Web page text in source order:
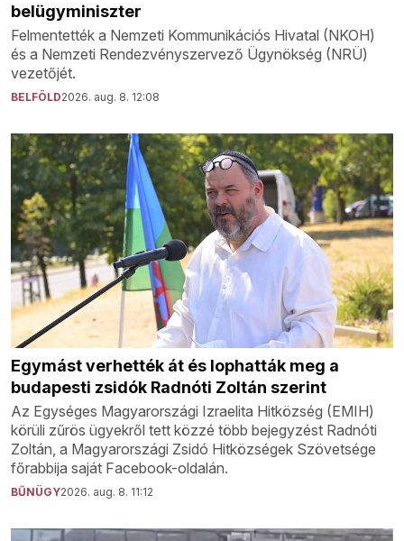
belügyminiszter
Felmentették a Nemzeti Kommunikációs Hivatal (NKOH)
és a Nemzeti Rendezvényszervező Ügynökség (NRÜ)
vezetőjét.
BELFÖLD2026. aug. 8. 12:08
Egymást verhették át és lophatták meg a
budapesti zsidók Radnóti Zoltán szerint
Az Egységes Magyarországi Izraelita Hitközség (EMIH)
körüli zűrös ügyekről tett közzé több bejegyzést Radnóti
Zoltán, a Magyarországi Zsidó Hitközségek Szövetsége
főrabbija saját Facebook-oldalán.
BŰNÜGY2026. aug. 8. 11:12